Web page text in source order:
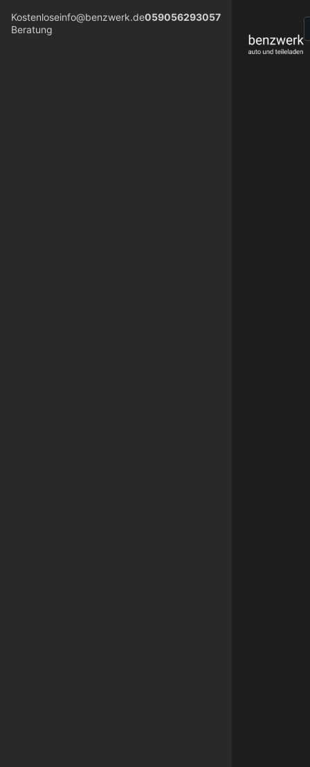
Kostenlose
Beratung
info@benzwerk.de059056293057